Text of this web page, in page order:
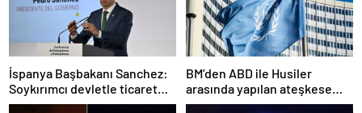
İspanya Başbakanı Sanchez:
Soykırımcı devletle ticaret
yapmayız
BM’den ABD ile Husiler
arasında yapılan ateşkese
ilişkin değerlendirme